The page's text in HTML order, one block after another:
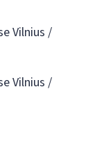
Vilnius /
Vilnius /